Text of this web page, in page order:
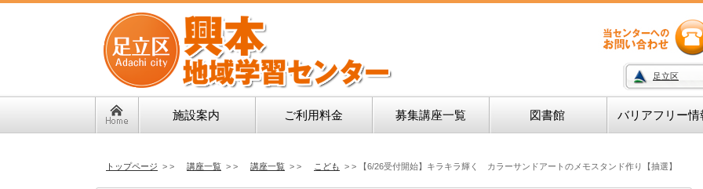
足立区
施設案内 ご利用料金 募集講座一覧 図書館 バリアフリー情
トップページ > > 講座一覧 > > 講座一覧 > > こども > > 【6/26受付開始】キラキラ輝く カラーサンドアートのメモスタンド作り【抽選】